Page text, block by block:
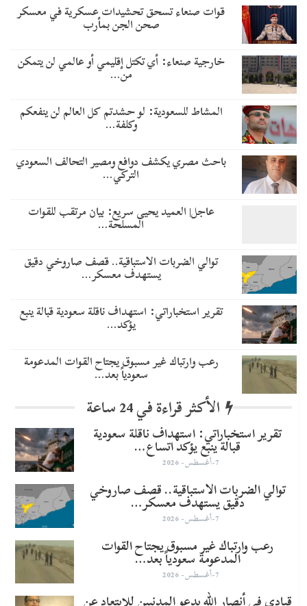
قوات صنعاء تسحق تحشيدات عسكرية في معسكر
صحن الجن بمأرب
خارجية صنعاء: أي تكتل إقليمي أو عالمي لن يتمكن
من…
المشاط للسعودية: لو حشدتم كل العالم لن ينفعكم
وكلفة…
باحث مصري يكشف دوافع ومصير التحالف السعودي
التركي…
عاجل| العميد يحيى سريع: بيان مرتقب للقوات
المسلحة…
توالي الضربات الاستباقية.. قصف صاروخي دقيق
يستهدف معسكر…
تقرير استخباراتي: استهداف ناقلة سعودية قبالة ينبع
يؤكد…
رعب وارتباك غير مسبوق يجتاح القوات المدعومة
سعودياً بعد…
الأكثر قراءة في 24 ساعة
تقرير استخباراتي: استهداف ناقلة سعودية
قبالة ينبع يؤكد اتساع…
7-أغسطس- 2026
توالي الضربات الاستباقية.. قصف صاروخي
دقيق يستهدف معسكر…
7-أغسطس- 2026
رعب وارتباك غير مسبوق يجتاح القوات
المدعومة سعودياً بعد…
7-أغسطس- 2026